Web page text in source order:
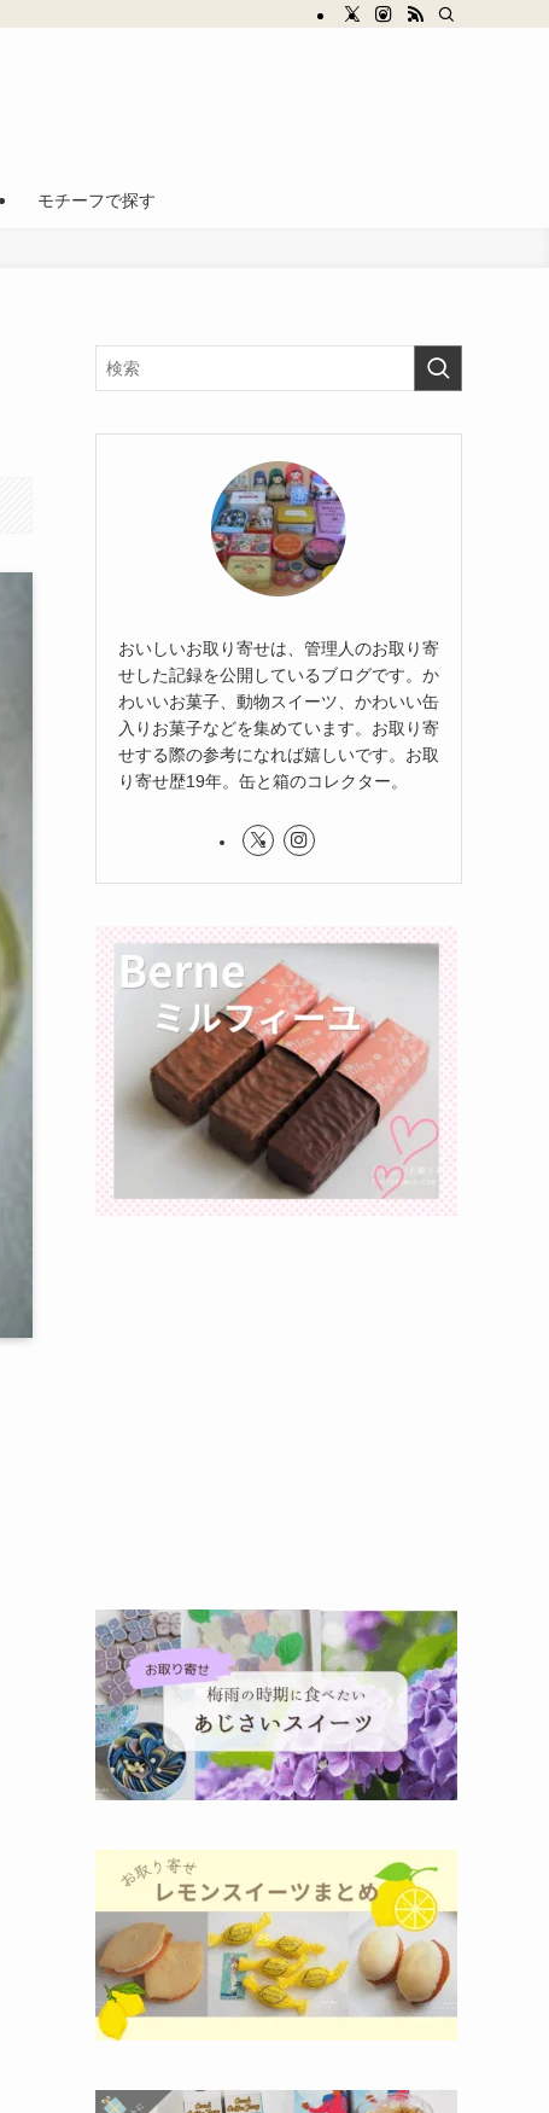
モチーフで探す
おいしいお取り寄せは、管理人のお取り寄
せした記録を公開しているブログです。か
わいいお菓子、動物スイーツ、かわいい缶
入りお菓子などを集めています。お取り寄
せする際の参考になれば嬉しいです。お取
り寄せ歴19年。缶と箱のコレクター。